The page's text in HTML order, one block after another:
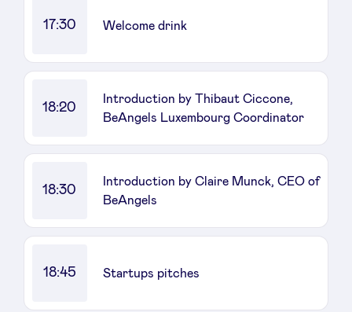
en
nl
17:30 Welcome drink
18:20
Introduction by Thibaut Ciccone,
BeAngels Luxembourg Coordinator
18:30
Introduction by Claire Munck, CEO of
BeAngels
18:45 Startups pitches